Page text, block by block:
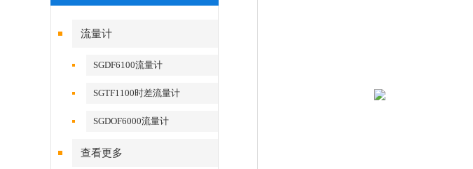
流量计
SGDF6100流量计
SGTF1100时差流量计
SGDOF6000流量计
查看更多